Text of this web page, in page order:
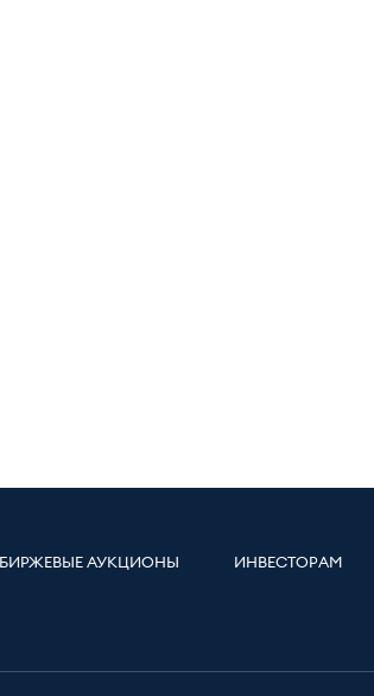
БИРЖЕВЫЕ АУКЦИОНЫ ИНВЕСТОРАМ